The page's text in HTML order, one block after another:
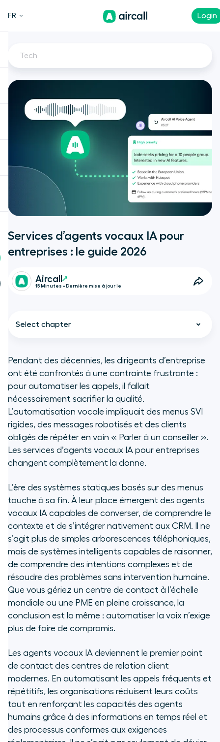
Login
FR
Tech
Services d’agents vocaux IA pour
entreprises : le guide 2026
Aircall
15 Minutes • Dernière mise à jour le
Select chapter
Ce que nous sommes
À retenir
En résumé
Que sont les agents vocaux IA ?
diffèrent-ils des systèmes SVI
traditionnels ?
Comment fonctionne la
technologie des agents
vocaux IA ?
Comment les organisations
progressent avec les agents
vocaux IA
d’usage spécifiques des agents
Quel ROI pour les agents
vocaux IA ?
Quelles fonctionnalités attendre
d’une plateforme d’agents
vocaux IA ?
Pendant des décennies, les dirigeants d’entreprise
ont été confrontés à une contrainte frustrante :
pour automatiser les appels, il fallait
nécessairement sacrifier la qualité.
L’automatisation vocale impliquait des menus SVI
rigides, des messages robotisés et des clients
obligés de répéter en vain « Parler à un conseiller ».
Les services d’agents vocaux IA pour entreprises
changent complètement la donne.
L’ère des systèmes statiques basés sur des menus
touche à sa fin. À leur place émergent des agents
vocaux IA capables de converser, de comprendre le
contexte et de s’intégrer nativement aux CRM. Il ne
s’agit plus de simples arborescences téléphoniques,
mais de systèmes intelligents capables de raisonner,
de comprendre des intentions complexes et de
résoudre des problèmes sans intervention humaine.
Que vous gériez un centre de contact à l’échelle
mondiale ou une PME en pleine croissance, la
conclusion est la même : automatiser la voix n’exige
plus de faire de compromis.
Les agents vocaux IA deviennent le premier point
de contact des centres de relation client
modernes. En automatisant les appels fréquents et
répétitifs, les organisations réduisent leurs coûts
tout en renforçant les capacités des agents
humains grâce à des informations en temps réel et
des processus conformes aux exigences